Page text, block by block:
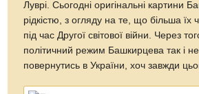
Луврі. Сьогодні оригінальні картини
рідкістю, з огляду на те, що більша їх
під час Другої світової війни. Через
політичний режим Башкирцева так і
повернутись в України, хоч завжди